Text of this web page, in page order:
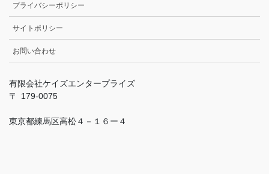
プライバシーポリシー
サイトポリシー
お問い合わせ
有限会社ケイズエンタープライズ
179-0075
東京都練馬区高松４－１６ー４